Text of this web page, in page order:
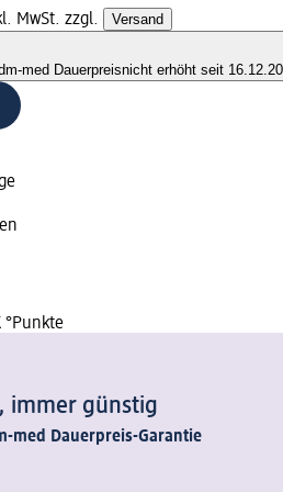
MwSt. zzgl. Versand
med Dauerpreisnicht erhöht seit
°Punkte
immer günstig
med Dauerpreis-Garantie